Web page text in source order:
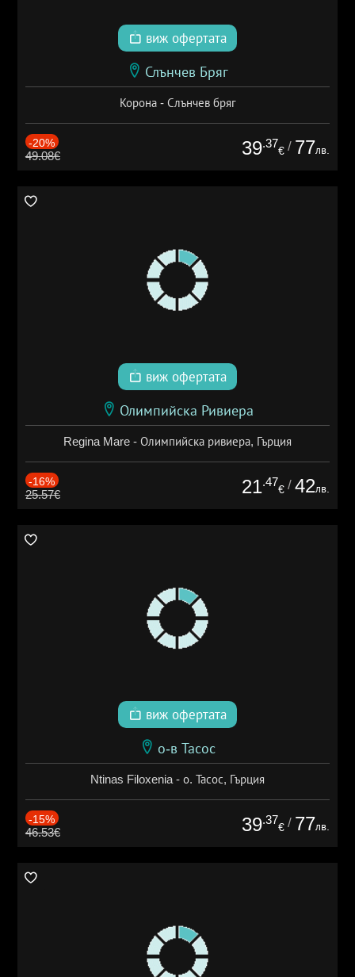
виж офертата
Слънчев Бряг
Корона - Слънчев бряг
-20%
49.08€ 39.37
€ / 77лв.
виж офертата
Олимпийска Ривиера
Regina Mare - Олимпийска ривиера, Гърция
-16%
25.57€ 21.47
€ / 42лв.
виж офертата
о-в Тасос
Ntinas Filoxenia - о. Тасос, Гърция
-15%
46.53€ 39.37
€ / 77лв.